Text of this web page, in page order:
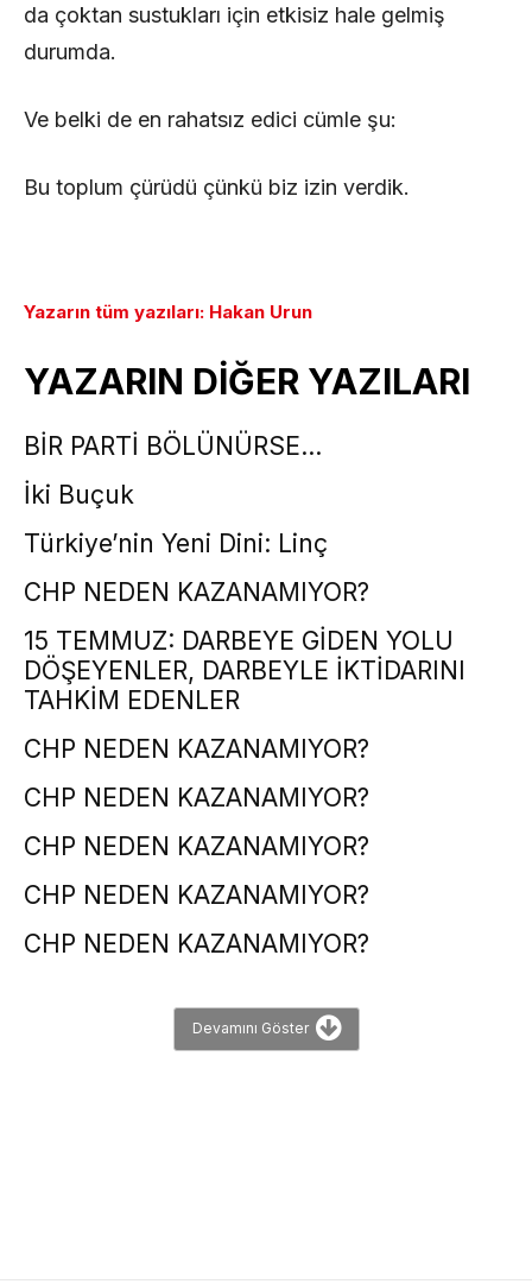
da çoktan sustukları için etkisiz hale gelmiş
durumda.
Ve belki de en rahatsız edici cümle şu:
Bu toplum çürüdü çünkü biz izin verdik.
Yazarın tüm yazıları: Hakan Urun
YAZARIN DİĞER YAZILARI
BİR PARTİ BÖLÜNÜRSE…
İki Buçuk
Türkiye’nin Yeni Dini: Linç
CHP NEDEN KAZANAMIYOR?
15 TEMMUZ: DARBEYE GİDEN YOLU
DÖŞEYENLER, DARBEYLE İKTİDARINI
TAHKİM EDENLER
CHP NEDEN KAZANAMIYOR?
CHP NEDEN KAZANAMIYOR?
CHP NEDEN KAZANAMIYOR?
CHP NEDEN KAZANAMIYOR?
CHP NEDEN KAZANAMIYOR?
Devamını Göster